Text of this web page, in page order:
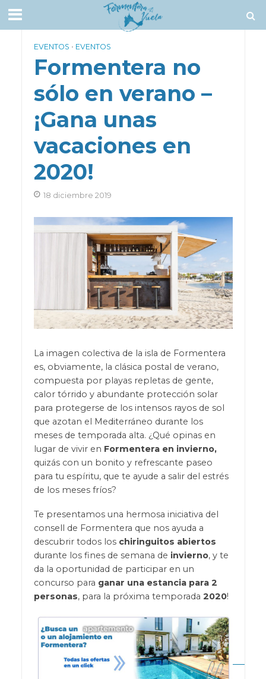
EVENTOS • EVENTOS
Formentera no
sólo en verano –
¡Gana unas
vacaciones en
2020!
18 diciembre 2019
La imagen colectiva de la isla de Formentera
es, obviamente, la clásica postal de verano,
compuesta por playas repletas de gente,
calor tórrido y abundante protección solar
para protegerse de los intensos rayos de sol
que azotan el Mediterráneo durante los
meses de temporada alta. ¿Qué opinas en
lugar de vivir en Formentera en invierno,
quizás con un bonito y refrescante paseo
para tu espíritu, que te ayude a salir del estrés
de los meses fríos?
Te presentamos una hermosa iniciativa del
consell de Formentera que nos ayuda a
descubrir todos los chiringuitos abiertos
durante los fines de semana de invierno, y te
da la oportunidad de participar en un
concurso para ganar una estancia para 2
personas, para la próxima temporada 2020!